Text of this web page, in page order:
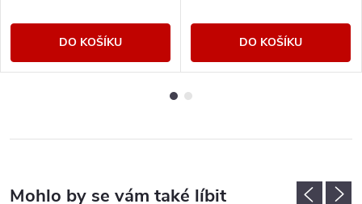
DO KOŠÍKU DO KOŠÍKU